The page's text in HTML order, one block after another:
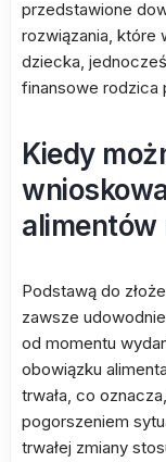
przedstawione
rozwiązania, które
dziecka,
finansowe rodzica
Kiedy
alimentów
Podstawą do
zawsze
od momentu
obowiązku
trwała, co
pogorszeniem
trwałej zmiany